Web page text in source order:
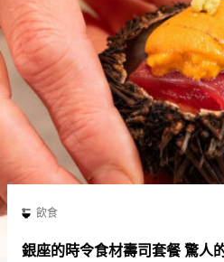
飲食
銀座的時令食材壽司套餐 驚人